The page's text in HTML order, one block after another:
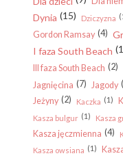
Dynia (15) Dziczyzna
Gordon Ramsay (4)
I faza South Beach
III faza South Beach (2)
Jagnięcina (7) Jagody
Jeżyny (2) Kaczka (1)
Kasza bulgur (1) Kasza
Kasza jęczmienna (4)
Kasza owsiana (1)